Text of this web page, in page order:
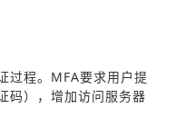
过程。MFA要求用户提
码），增加访问服务器